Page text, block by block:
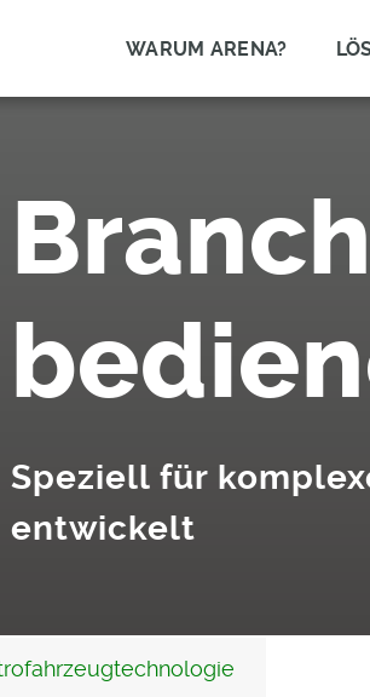
WARUM ARENA?
Speziell für
entwickelt